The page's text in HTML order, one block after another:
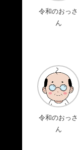
令和のおっさ
ん
令和のおっさ
ん